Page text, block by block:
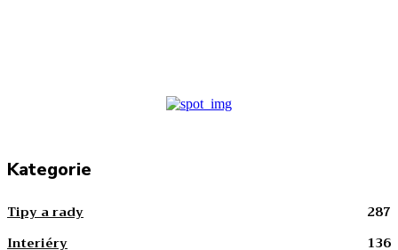
Kategorie
Tipy a rady
287
Interiéry
136